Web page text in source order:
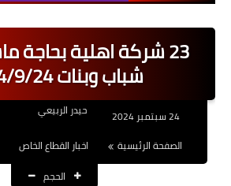
اخبار
العقود
23 شركة اهلية بحاجة
شباب وبنات 2024/9/24
24 سبتمبر 2024
حيدر الربيعي
الصفحة الرئيسية
اخبار القطاع الخاص
الحجم